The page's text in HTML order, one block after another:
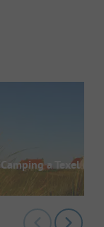
Camping a Texel(22)